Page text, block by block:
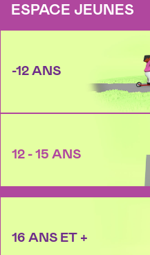
ESPACE JEUNES
-12 ANS
12 - 15 ANS
16 ANS ET +